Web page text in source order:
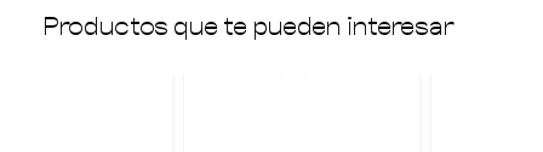
Productos que te pueden interesar